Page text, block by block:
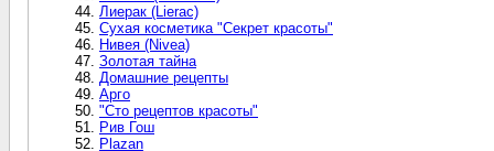
Лиерак (Lierac)
Сухая косметика "Секрет красоты"
Нивея (Nivea)
Золотая тайна
Домашние рецепты
Арго
"Сто рецептов красоты"
Рив Гош
Plazan